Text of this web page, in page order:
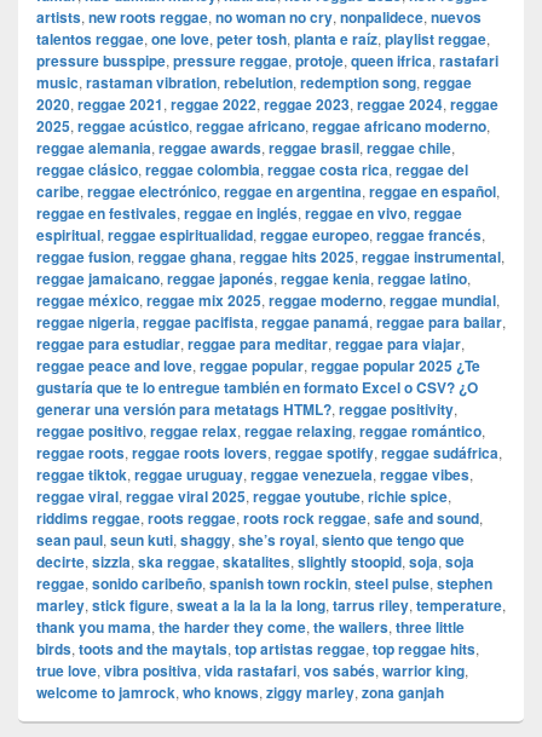
artists, new roots reggae, no woman no cry, nonpalidece, nuevos
talentos reggae, one love, peter tosh, planta e raíz, playlist reggae,
pressure busspipe, pressure reggae, protoje, queen ifrica, rastafari
music, rastaman vibration, rebelution, redemption song, reggae
2020, reggae 2021, reggae 2022, reggae 2023, reggae 2024, reggae
2025, reggae acústico, reggae africano, reggae africano moderno,
reggae alemania, reggae awards, reggae brasil, reggae chile,
reggae clásico, reggae colombia, reggae costa rica, reggae del
caribe, reggae electrónico, reggae en argentina, reggae en español,
reggae en festivales, reggae en inglés, reggae en vivo, reggae
espiritual, reggae espiritualidad, reggae europeo, reggae francés,
reggae fusion, reggae ghana, reggae hits 2025, reggae instrumental,
reggae jamaicano, reggae japonés, reggae kenia, reggae latino,
reggae méxico, reggae mix 2025, reggae moderno, reggae mundial,
reggae nigeria, reggae pacifista, reggae panamá, reggae para bailar,
reggae para estudiar, reggae para meditar, reggae para viajar,
reggae peace and love, reggae popular, reggae popular 2025 ¿Te
gustaría que te lo entregue también en formato Excel o CSV? ¿O
generar una versión para metatags HTML?, reggae positivity,
reggae positivo, reggae relax, reggae relaxing, reggae romántico,
reggae roots, reggae roots lovers, reggae spotify, reggae sudáfrica,
reggae tiktok, reggae uruguay, reggae venezuela, reggae vibes,
reggae viral, reggae viral 2025, reggae youtube, richie spice,
riddims reggae, roots reggae, roots rock reggae, safe and sound,
sean paul, seun kuti, shaggy, she’s royal, siento que tengo que
decirte, sizzla, ska reggae, skatalites, slightly stoopid, soja, soja
reggae, sonido caribeño, spanish town rockin, steel pulse, stephen
marley, stick figure, sweat a la la la la long, tarrus riley, temperature,
thank you mama, the harder they come, the wailers, three little
birds, toots and the maytals, top artistas reggae, top reggae hits,
true love, vibra positiva, vida rastafari, vos sabés, warrior king,
welcome to jamrock, who knows, ziggy marley, zona ganjah